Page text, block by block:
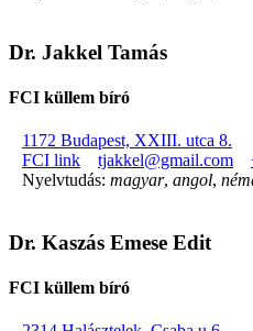
Dr. Jakkel Tamás
FCI küllem bíró
1172 Budapest, XXIII. utca 8.
FCI link
tjakkel@gmail.com
Nyelvtudás: magyar, angol,
Dr. Kaszás Emese Edit
FCI küllem bíró